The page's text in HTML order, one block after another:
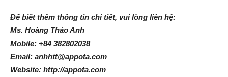
Để biết thêm thông tin chi tiết, vui lòng liên hệ:
Ms. Hoàng Thảo Anh
Mobile: +84 382802038
Email: anhhtt@appota.com
Website: http://appota.com